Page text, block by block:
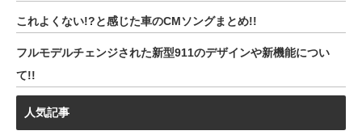
これよくない!?と感じた車のCMソングまとめ!!
フルモデルチェンジされた新型911のデザインや新機能につい
て!!
人気記事